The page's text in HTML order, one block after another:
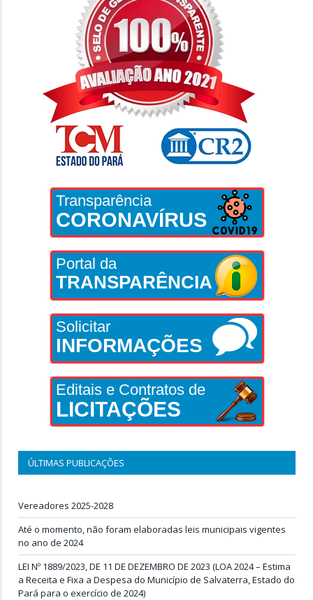
Transparência
CORONAVÍRUS
Portal da
TRANSPARÊNCIA
Solicitar
INFORMAÇÕES
Editais e Contratos de
LICITAÇÕES
ÚLTIMAS PUBLICAÇÕES
Vereadores 2025-2028
Até o momento, não foram elaboradas leis municipais vigentes
no ano de 2024
LEI Nº 1889/2023, DE 11 DE DEZEMBRO DE 2023 (LOA 2024 – Estima
a Receita e Fixa a Despesa do Município de Salvaterra, Estado do
Pará para o exercício de 2024)